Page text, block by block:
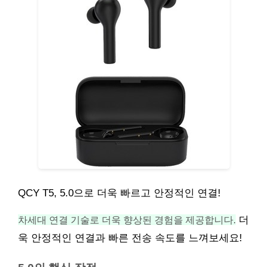
QCY T5, 5.0으로 더욱 빠르고 안정적인 연결!
차세대 연결 기술로 더욱 향상된 경험을 제공합니다. 더
욱 안정적인 연결과 빠른 전송 속도를 느껴보세요!